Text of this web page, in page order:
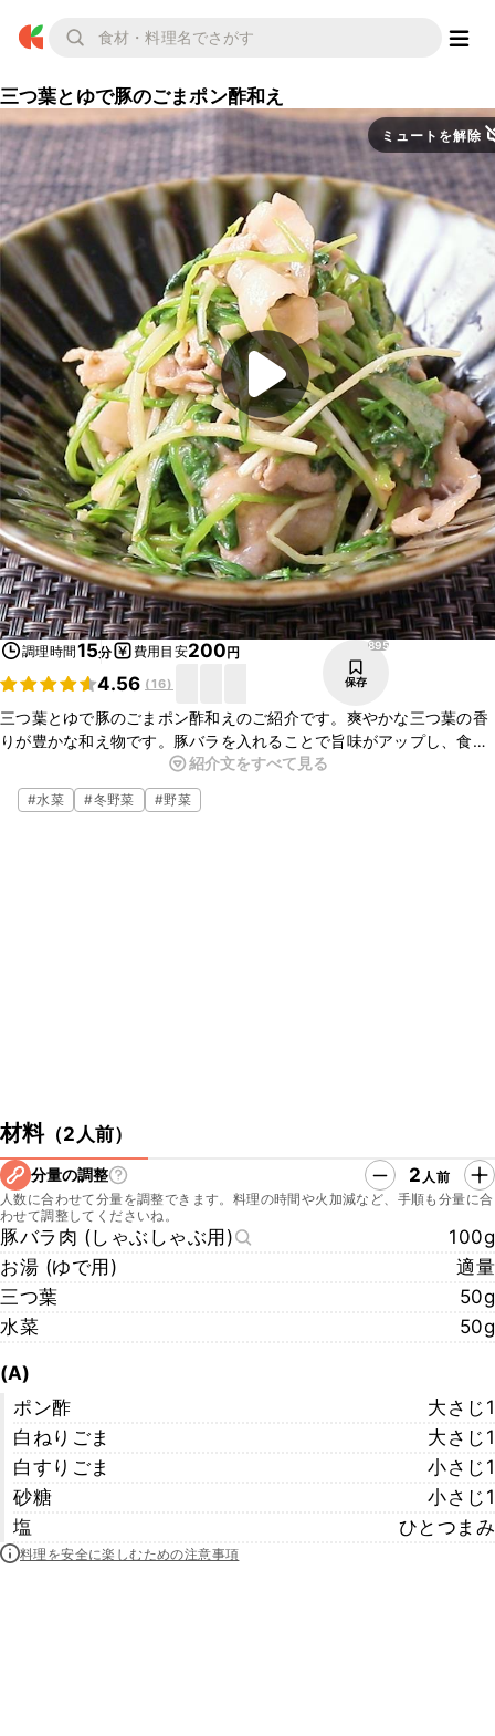
三つ葉とゆで豚のごまポン酢和え
ミュートを解除
調理時間15分 費用目安200円
4.56 (16)
895
保存
三つ葉とゆで豚のごまポン酢和えのご紹介です。爽やかな三つ葉の香
りが豊かな和え物です。豚バラを入れることで旨味がアップし、食べ
応えのある一品に仕上げました。ついついクセになるあと引く美味し
さです。おつまみにもおすすめですよ。ぜひ、作ってみてください
ね。
紹介文をすべて見る
#水菜 #冬野菜 #野菜
材料（2人前）
分量の調整 2 人前
人数に合わせて分量を調整できます。料理の時間や火加減など、手順も分量に合
わせて調整してくださいね。
豚バラ肉 (しゃぶしゃぶ用)
100g
お湯 (ゆで用)
適量
三つ葉
50g
水菜
50g
(A)
ポン酢
大さじ1
白ねりごま
大さじ1
白すりごま
小さじ1
砂糖
小さじ1
塩
ひとつまみ
料理を安全に楽しむための注意事項